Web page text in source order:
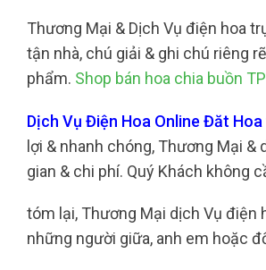
Thương Mại & Dịch Vụ điện hoa
tận nhà, chú giải & ghi chú riêng
phẩm. Shop bán hoa chia buồn
Dịch Vụ Điện Hoa Online Đăt
lợi & nhanh chóng, Thương Mại
gian & chi phí. Quý Khách không
tóm lại, Thương Mại dịch Vụ
những người giữa, anh em hoặc